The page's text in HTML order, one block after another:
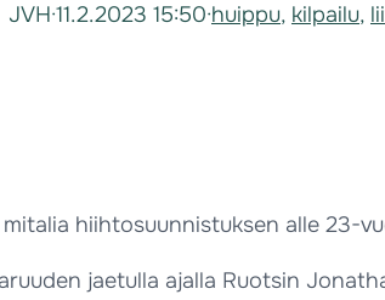
JVH·11.2.2023 15:50·huippu, kilpailu,
hiihtosuunnistuksen alle 23-
jaetulla ajalla Ruotsin